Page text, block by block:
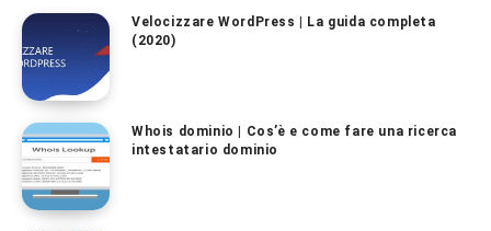
Velocizzare WordPress | La guida completa
(2020)
Whois dominio | Cos’è e come fare una ricerca
intestatario dominio